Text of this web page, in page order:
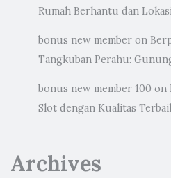
Rumah Berhantu dan
bonus new member on
Tangkuban Perahu:
bonus new member 100 on
Slot dengan Kualitas
Archives